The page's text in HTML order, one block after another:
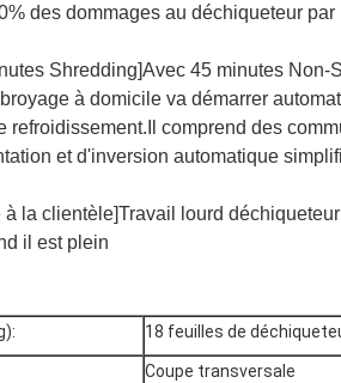
des dommages au déchiqueteur
Shredding]Avec 45 minutes
à domicile va démarrer
refroidissement.Il comprend des
et d'inversion automatique
la clientèle]Travail lourd
il est plein
18 feuilles de
Coupe transversale